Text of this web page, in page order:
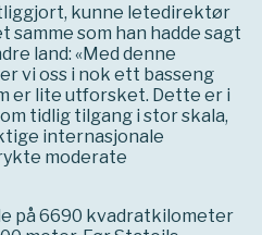
kunne letedirektør
samme som han hadde sagt
land: «Med denne
vi oss i nok ett basseng
er lite utforsket. Dette er i
tidlig tilgang i stor skala,
internasjonale
moderate
på 6690 kvadratkilometer